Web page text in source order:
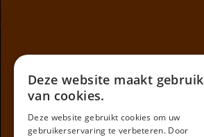
Deze website maakt gebruik
van cookies.
Deze website gebruikt cookies om uw
gebruikerservaring te verbeteren. Door